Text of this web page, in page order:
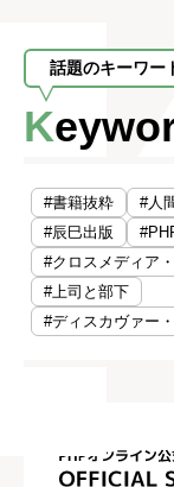
話題のキーワー
#書籍抜粋 #人
#辰巳出版
#クロスメディア
#上司と部下
#ディスカヴァー